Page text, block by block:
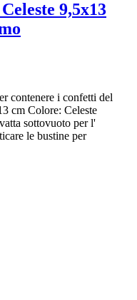
9,5x13
contenere i confetti del
cm Colore: Celeste
sottovuoto per l'
le bustine per